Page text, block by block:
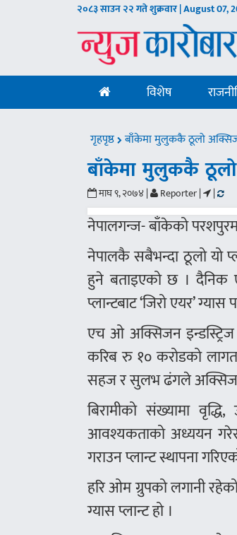
२०८३ साउन २२ गते शुक्रवार | August 07,
विशेष
गृहपृष्ठ बाँकेमा मुलुककै ठूलो
बाँकेमा मुलुककै ठूलो
माघ ९, २०७४ | Reporter | |
नेपालगन्ज- बाँकेको
नेपालकै सबैभन्दा ठूलो यो
हुने बताइएको छ । दैनिक
प्लान्टबाट ‘जिरो एयर’
एच ओ अक्सिजन
करिब रु १० करोडको
सहज र सुलभ ढंगले अक्सिजन
बिरामीको संख्यामा
आवश्यकताको अध्ययन गरेर
गराउन प्लान्ट स्थापना
हरि ओम ग्रुपको लगानी
ग्यास प्लान्ट हो ।